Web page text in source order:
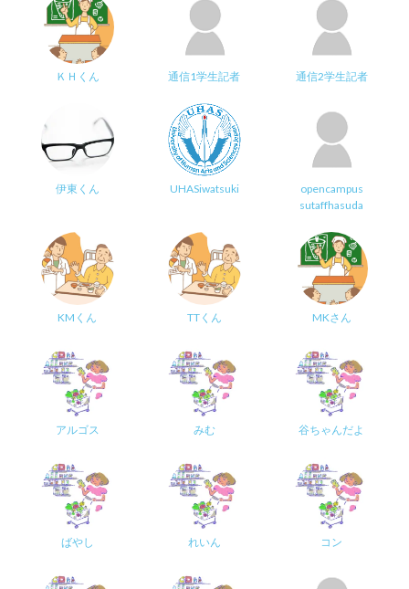
ＫＨくん 通信1学生記者 通信2学生記者
伊東くん UHASiwatsuki
opencampus
sutaffhasuda
KMくん TTくん MKさん
アルゴス みむ 谷ちゃんだよ
ばやし れいん コン